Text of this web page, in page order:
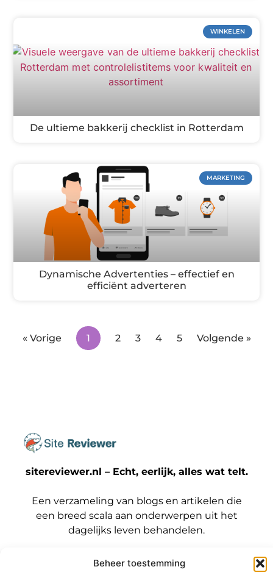
Beheer toestemming
WINKELEN
De ultieme bakkerij checklist in Rotterdam
MARKETING
Dynamische Advertenties – effectief en
efficiënt adverteren
« Vorige 1 2 3 4 5 Volgende »
sitereviewer.nl – Echt, eerlijk, alles wat telt.
Een verzameling van blogs en artikelen die
een breed scala aan onderwerpen uit het
dagelijks leven behandelen.